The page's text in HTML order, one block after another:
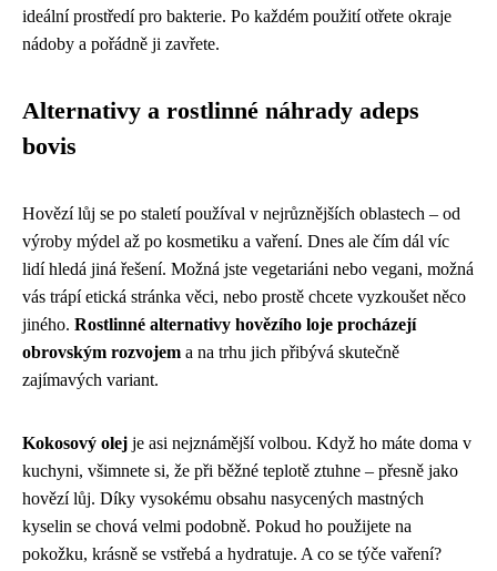
ideální prostředí pro bakterie. Po každém použití otřete okraje
nádoby a pořádně ji zavřete.
Alternativy a rostlinné náhrady adeps
bovis
Hovězí lůj se po staletí používal v nejrůznějších oblastech – od
výroby mýdel až po kosmetiku a vaření. Dnes ale čím dál víc
lidí hledá jiná řešení. Možná jste vegetariáni nebo vegani, možná
vás trápí etická stránka věci, nebo prostě chcete vyzkoušet něco
jiného. Rostlinné alternativy hovězího loje procházejí
obrovským rozvojem a na trhu jich přibývá skutečně
zajímavých variant.
Kokosový olej je asi nejznámější volbou. Když ho máte doma v
kuchyni, všimnete si, že při běžné teplotě ztuhne – přesně jako
hovězí lůj. Díky vysokému obsahu nasycených mastných
kyselin se chová velmi podobně. Pokud ho použijete na
pokožku, krásně se vstřebá a hydratuje. A co se týče vaření?